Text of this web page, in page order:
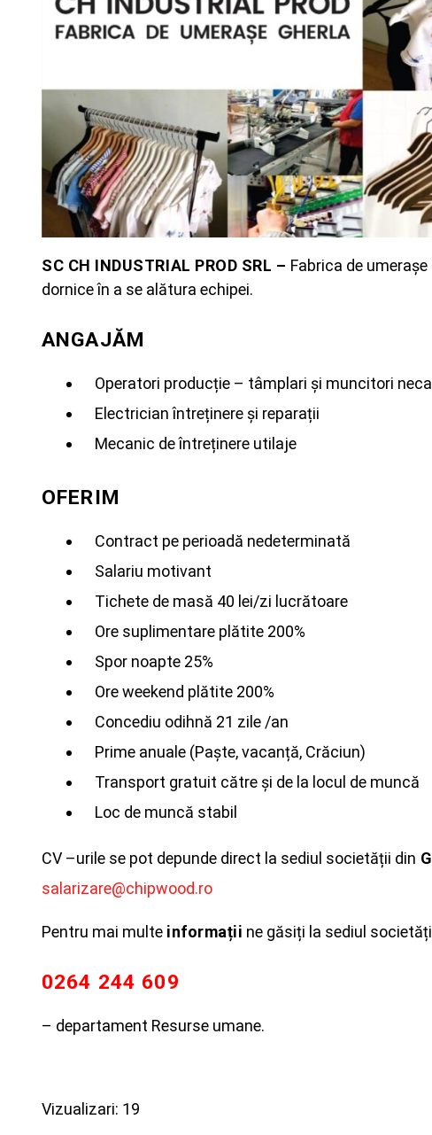
SC CH INDUSTRIAL PROD SRL – Fabrica de
dornice în a se alătura echipei.
ANGAJĂM
Operatori producție – tâmplari și muncitori
Electrician întreținere și reparații
Mecanic de întreținere utilaje
OFERIM
Contract pe perioadă nedeterminată
Salariu motivant
Tichete de masă 40 lei/zi lucrătoare
Ore suplimentare plătite 200%
Spor noapte 25%
Ore weekend plătite 200%
Concediu odihnă 21 zile /an
Prime anuale (Paște, vacanță, Crăciun)
Transport gratuit către și de la locul de muncă
Loc de muncă stabil
CV –urile se pot depunde direct la sediul societății din
salarizare@chipwood.ro
Pentru mai multe informații ne găsiți la sediul
0264 244 609
– departament Resurse umane.
Vizualizari: 19